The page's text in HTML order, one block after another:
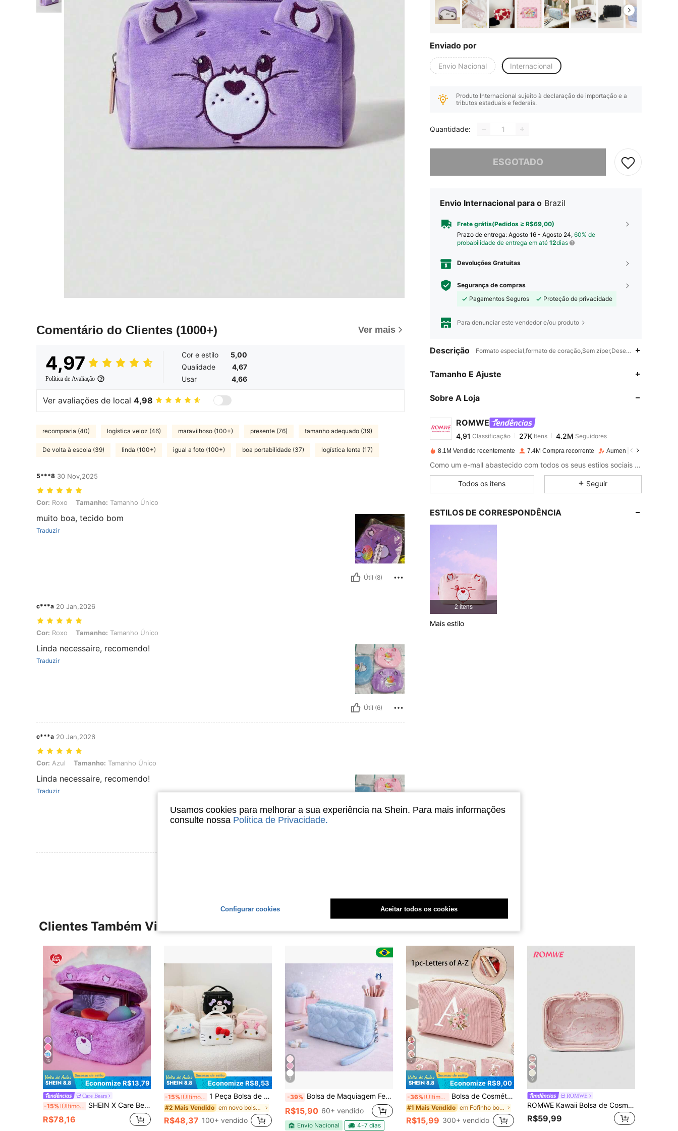
Comentário do Clientes (1000+) Ver mais
4,97
Política de Avaliação
Cor e estilo
5,00
Qualidade
4,67
Usar
4,66
Ver avaliações de local 4,98
recompraria (40) logística veloz (46) maravilhoso (100+) presente (76) tamanho adequado (39)
De volta à escola (39) linda (100+) igual a foto (100+) boa portabilidade (37) logística lenta (17)
5***8 30 Nov,2025
Cor: Roxo, Tamanho: Tamanho Único
Cor: Roxo Tamanho: Tamanho Único
muito boa, tecido bom
Traduzir
Útil (8)
c***a 20 Jan,2026
Cor: Roxo, Tamanho: Tamanho Único
Cor: Roxo Tamanho: Tamanho Único
Linda necessaire, recomendo!
Traduzir
Útil (6)
c***a 20 Jan,2026
Cor: Azul, Tamanho: Tamanho Único
Cor: Azul Tamanho: Tamanho Único
Linda necessaire, recomendo!
Traduzir
Enviado por
Envio Nacional Internacional
Produto Internacional sujeito à declaração de importação e a
tributos estaduais e federais.
Quantidade:
ESGOTADO
Envio Internacional para o Brazil
Frete grátis(Pedidos ≥ R$69,00)
Prazo de entrega: Agosto 16 - Agosto 24, 60% de
probabilidade de entrega em até 12dias
Devoluções Gratuitas
Segurança de compras
Pagamentos Seguros
Proteção de privacidade
Para denunciar este vendedor e/ou produto
Descrição Formato especial,formato de coração,Sem zíper,Desenho Animado
Tamanho E Ajuste
Sobre A Loja
ROMWE
4,91
4,91 Classificação 27KItens
h***apago 1 dia atrás
4,91
4,91
4,91
8.1M Vendido recentemente 7.4M Compra recorrente Aumento de seguidores
Como um e-mall abastecido com todos os seus estilos sociais favoritos (finalmente). Coloque sua estética no cadeado com o vestuário e a decoração ROMWE que você viu - e amou - online, além de todas as peças pop escuras que você nunca soube que precisava.
Todos os itens Seguir
ESTILOS DE CORRESPONDÊNCIA
2 itens
Mais estilo
Clientes Também Visitaram
10
Economize R$13,79
Care Bears
-15% Últimos 3 dias SHEIN X Care Bears 1 Peça Bolsa de Cosméticos Grande com Alça, Design de Bordado de Urso de Pelúcia Fofo e Desenho Animado, Urso Alegre, Presente para Amigos, Dia dos Namorados
R$78,16
Economize R$8,53
-15% Últimos 2 dias 1 Peça Bolsa de Cosméticos 3D em Formato de Nuvem de Pelúcia, Bolsa de Armazenamento de Maquiagem Fofa de Alta Qualidade e Grande Capacidade em Formato de Desenho Animado
#2 Mais Vendido em novo bolsa de cosméticos
R$48,37 100+ vendido
7
-39% Bolsa de Maquiagem Feminina Estampada Degradê para Organizar e Armazenar Acessórios e Cosméticos
R$15,90 60+ vendido
Envio Nacional 4-7 dias
5
Economize R$9,00
-36% Últimos 3 dias Bolsa de Cosméticos de Veludo Cotelê com Letras A-Z Rosa, Organizador de Maquiagem Dobrável de Grande Capacidade com Zíper Suave, Bolsa de Higiene Pessoal Portátil Personalizada, Bolsa de Armazenamento com Design de Letras Rosa e Branco, Perfeito para Volta às Aulas & Férias, Presente para Namoradas, Madrinhas de Casamento, Estético
#1 Mais Vendido em Fofinho bolsa de cosméticos
R$15,99 300+ vendido
9
ROMWE
ROMWE Kawaii Bolsa de Cosméticos Transparente com Estampa de Cereja Fofa e Emenda, Bolsa de Armazenamento Portátil Quadrada para Lavagem
R$59,99
Usamos cookies para melhorar a sua experiência na Shein. Para mais informações
consulte nossa Política de Privacidade.
Configurar cookies Aceitar todos os cookies